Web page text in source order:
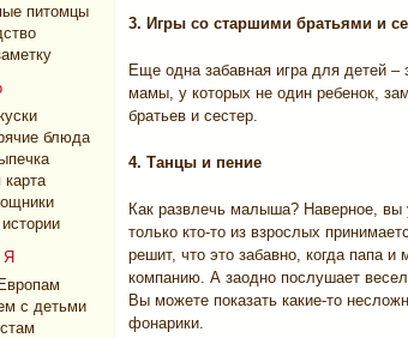
питомцы
блюда
карта
Я
с детьми
3. Игры со старшими братьями и
Еще одна забавная игра для детей
мамы, у которых не один ребенок,
братьев и сестер.
4. Танцы и пение
Как развлечь малыша? Наверное, вы
только кто-то из взрослых
решит, что это забавно, когда папа
компанию. А заодно послушает
Вы можете показать какие-то
фонарики.